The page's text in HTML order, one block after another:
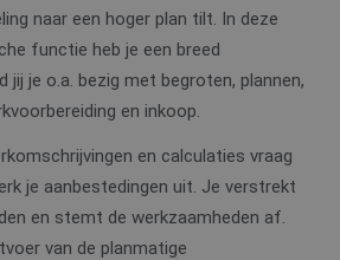
naar een hoger plan tilt. In deze
functie heb je een breed
jij je o.a. bezig met begroten, plannen,
en inkoop.
en calculaties vraag
je aanbestedingen uit. Je verstrekt
en stemt de werkzaamheden af.
van de planmatige